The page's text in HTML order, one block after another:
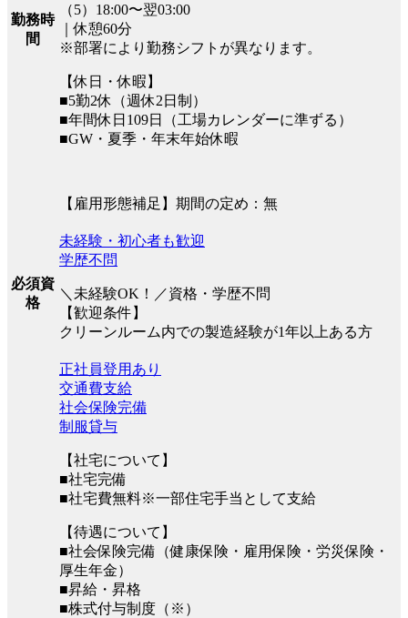
勤務時
間
（5）18:00〜翌03:00
｜休憩60分
※部署により勤務シフトが異なります。
【休日・休暇】
■5勤2休（週休2日制）
■年間休日109日（工場カレンダーに準ずる）
■GW・夏季・年末年始休暇
【雇用形態補足】期間の定め：無
必須資
格
未経験・初心者も歓迎
学歴不問
＼未経験OK！／資格・学歴不問
【歓迎条件】
クリーンルーム内での製造経験が1年以上ある方
正社員登用あり
交通費支給
社会保険完備
制服貸与
【社宅について】
■社宅完備
■社宅費無料※一部住宅手当として支給
【待遇について】
■社会保険完備（健康保険・雇用保険・労災保険・
厚生年金）
■昇給・昇格
■株式付与制度（※）